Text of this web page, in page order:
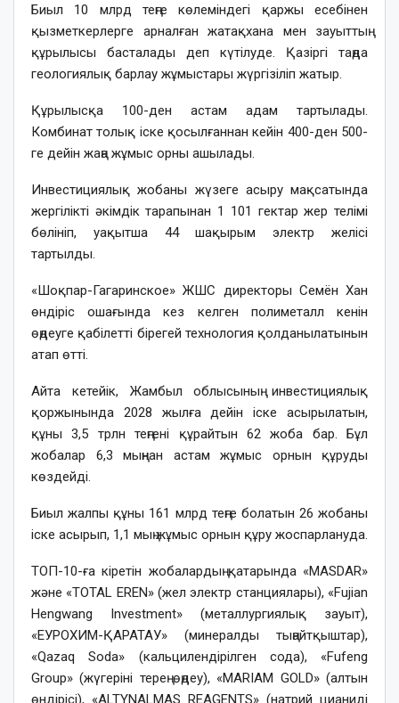
Биыл 10 млрд теңге көлеміндегі қаржы есебінен
қызметкерлерге арналған жатақхана мен зауыттың
құрылысы басталады деп күтілуде. Қазіргі таңда
геологиялық барлау жұмыстары жүргізіліп жатыр.
Құрылысқа 100-ден астам адам тартылады.
Комбинат толық іске қосылғаннан кейін 400-ден 500-
ге дейін жаңа жұмыс орны ашылады.
Инвестициялық жобаны жүзеге асыру мақсатында
жергілікті әкімдік тарапынан 1 101 гектар жер телімі
бөлініп, уақытша 44 шақырым электр желісі
тартылды.
«Шоқпар-Гагаринское» ЖШС директоры Семён Хан
өндіріс ошағында кез келген полиметалл кенін
өңдеуге қабілетті бірегей технология қолданылатынын
атап өтті.
Айта кетейік, Жамбыл облысының инвестициялық
қоржынында 2028 жылға дейін іске асырылатын,
құны 3,5 трлн теңгені құрайтын 62 жоба бар. Бұл
жобалар 6,3 мыңнан астам жұмыс орнын құруды
көздейді.
Биыл жалпы құны 161 млрд теңге болатын 26 жобаны
іске асырып, 1,1 мың жұмыс орнын құру жоспарлануда.
ТОП-10-ға кіретін жобалардың қатарында «MASDAR»
және «TOTAL EREN» (жел электр станциялары), «Fujian
Hengwang Investment» (металлургиялық зауыт),
«ЕУРОХИМ-ҚАРАТАУ» (минералды тыңайтқыштар),
«Qazaq Soda» (кальцилендірілген сода), «Fufeng
Group» (жүгеріні терең өңдеу), «MARIAM GOLD» (алтын
өндірісі), «ALTYNALMAS REAGENTS» (натрий цианиді